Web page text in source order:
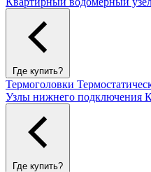
Где купить?
Термоголовки
Узлы нижнего подключения
Где купить?